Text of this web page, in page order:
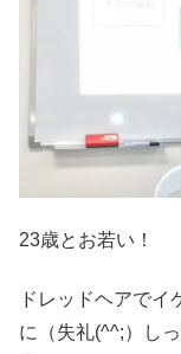
23歳とお若い！
ドレッドヘアでイ
に（失礼(^^;）し